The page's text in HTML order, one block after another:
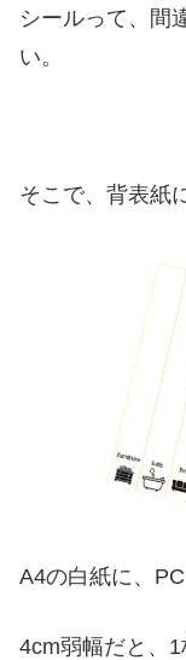
シールって、間
い。
そこで、背表紙
A4の白紙に、
4cm弱幅だと、1